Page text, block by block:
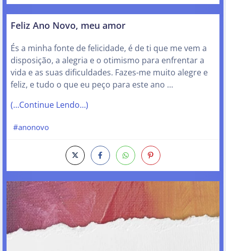
Feliz Ano Novo, meu amor
És a minha fonte de felicidade, é de ti que me vem a
disposição, a alegria e o otimismo para enfrentar a
vida e as suas dificuldades. Fazes-me muito alegre e
feliz, e tudo o que eu peço para este ano …
(…Continue Lendo…)
#anonovo